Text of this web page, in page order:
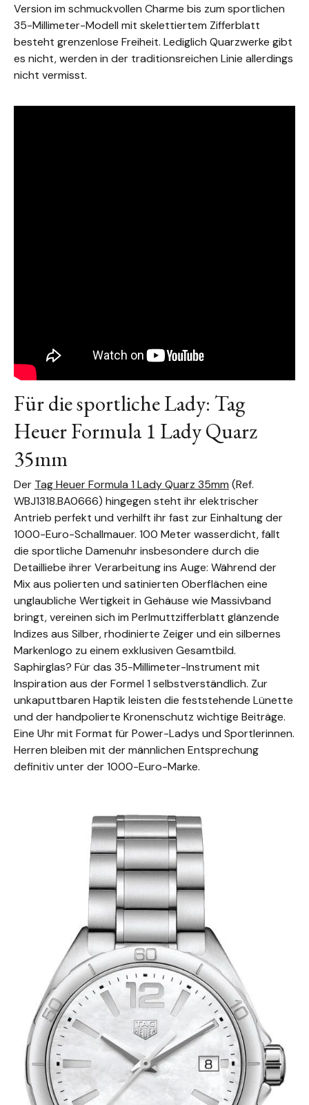
Version im schmuckvollen Charme bis zum sportlichen
35-Millimeter-Modell mit skelettiertem Zifferblatt
besteht grenzenlose Freiheit. Lediglich Quarzwerke gibt
es nicht, werden in der traditionsreichen Linie allerdings
nicht vermisst.
Für die sportliche Lady: Tag
Heuer Formula 1 Lady Quarz
35mm
Der Tag Heuer Formula 1 Lady Quarz 35mm (Ref.
WBJ1318.BA0666) hingegen steht ihr elektrischer
Antrieb perfekt und verhilft ihr fast zur Einhaltung der
1000-Euro-Schallmauer. 100 Meter wasserdicht, fällt
die sportliche Damenuhr insbesondere durch die
Detailliebe ihrer Verarbeitung ins Auge: Während der
Mix aus polierten und satinierten Oberflächen eine
unglaubliche Wertigkeit in Gehäuse wie Massivband
bringt, vereinen sich im Perlmuttzifferblatt glänzende
Indizes aus Silber, rhodinierte Zeiger und ein silbernes
Markenlogo zu einem exklusiven Gesamtbild.
Saphirglas? Für das 35-Millimeter-Instrument mit
Inspiration aus der Formel 1 selbstverständlich. Zur
unkaputtbaren Haptik leisten die feststehende Lünette
und der handpolierte Kronenschutz wichtige Beiträge.
Eine Uhr mit Format für Power-Ladys und Sportlerinnen.
Herren bleiben mit der männlichen Entsprechung
definitiv unter der 1000-Euro-Marke.